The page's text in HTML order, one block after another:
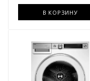
В КОРЗИНУ